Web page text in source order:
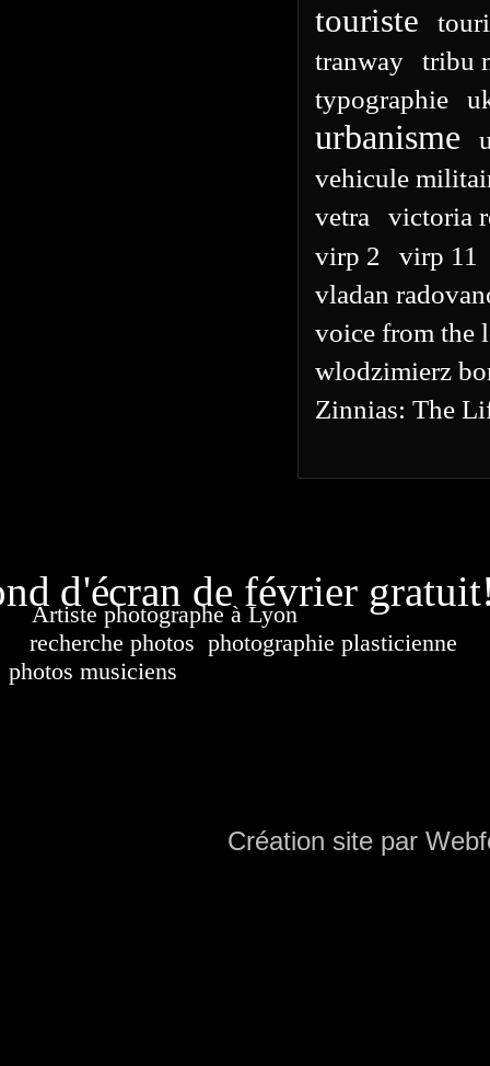
touriste
tranway
tribu
typographie
urbanisme
vehicule
vetra
victoria
virp 2
virp 11
vladan
voice from the
wlodzimierz
Zinnias: The
d'écran de février
Artiste photographe à LyonFrance. Banque
recherche photos photographie plasticienne
photos musiciens
Création site par